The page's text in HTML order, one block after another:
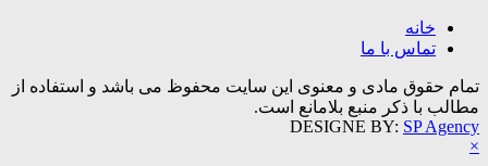
خانه
تماس با ما
تمام حقوق مادی و معنوی این سایت محفوظ می باشد و استفاده از
مطالب با ذکر منبع بلامانع است.
DESIGNE BY: SP Agency
×